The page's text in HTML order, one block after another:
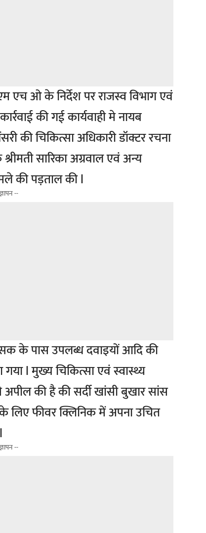
एच ओ के निर्देश पर राजस्व विभाग एवं
की गई कार्यवाही मे नायब
की चिकित्सा अधिकारी डॉक्टर रचना
सारिका अग्रवाल एवं अन्य
की पड़ताल की l
--
के पास उपलब्ध दवाइयों आदि की
गया l मुख्य चिकित्सा एवं स्वास्थ्य
की है की सर्दी खांसी बुखार सांस
फीवर क्लिनिक में अपना उचित
--